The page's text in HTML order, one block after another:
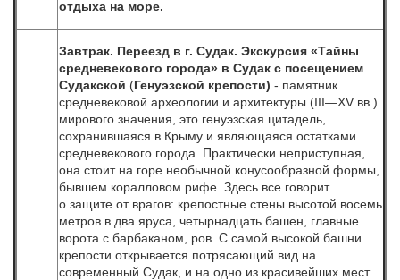
отдыха на море.
Завтрак. Переезд в г. Судак. Экскурсия «Тайны
средневекового города» в Судак с посещением
Судакской (Генуэзской крепости) - памятник
средневековой археологии и архитектуры (III—XV вв.)
мирового значения, это генуэзская цитадель,
сохранившаяся в Крыму и являющаяся остатками
средневекового города. Практически неприступная,
она стоит на горе необычной конусообразной формы,
бывшем коралловом рифе. Здесь все говорит
о защите от врагов: крепостные стены высотой восемь
метров в два яруса, четырнадцать башен, главные
ворота с барбаканом, ров. С самой высокой башни
крепости открывается потрясающий вид на
современный Судак, и на одно из красивейших мест